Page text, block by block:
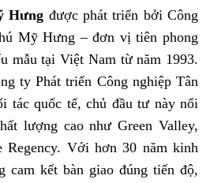
Hưng được phát triển bởi Công
Mỹ Hưng – đơn vị tiên phong
mẫu tại Việt Nam từ năm 1993.
ty Phát triển Công nghiệp Tân
tác quốc tế, chủ đầu tư này nổi
lượng cao như Green Valley,
Regency. Với hơn 30 năm kinh
cam kết bàn giao đúng tiến độ,